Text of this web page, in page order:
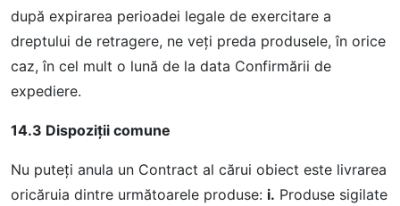
după expirarea perioadei legale de exercitare a
dreptului de retragere, ne veţi preda produsele, în orice
caz, în cel mult o lună de la data Confirmării de
expediere.
14.3 Dispoziţii comune
Nu puteţi anula un Contract al cărui obiect este livrarea
oricăruia dintre următoarele produse: i. Produse sigilate